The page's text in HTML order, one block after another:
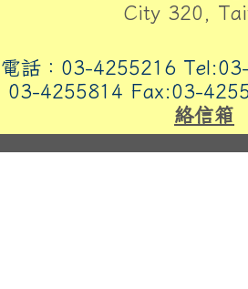
City 320,
電話：03-4255216
03-4255814 Fax:03-
絡信箱